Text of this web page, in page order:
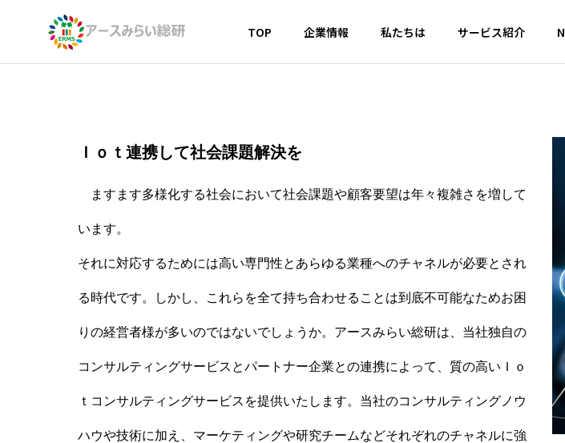
TOP 企業情報 私たちは サービス紹介
会社概要
OVERVIEW
GREETING
ご挨拶 事業
事業内容
DX戦略/実装 新規事業開発
新規事業の総合支
Ｉｏｔ連携して社会課題解決を
ますます多様化する社会において社会課題や顧客要望は年々複雑さを増して
います。
それに対応するためには高い専門性とあらゆる業種へのチャネルが必要とされ
る時代です。しかし、これらを全て持ち合わせることは到底不可能なためお困
りの経営者様が多いのではないでしょうか。アースみらい総研は、当社独自の
コンサルティングサービスとパートナー企業との連携によって、質の高いＩｏ
ｔコンサルティングサービスを提供いたします。当社のコンサルティングノウ
ハウや技術に加え、マーケティングや研究チームなどそれぞれのチャネルに強